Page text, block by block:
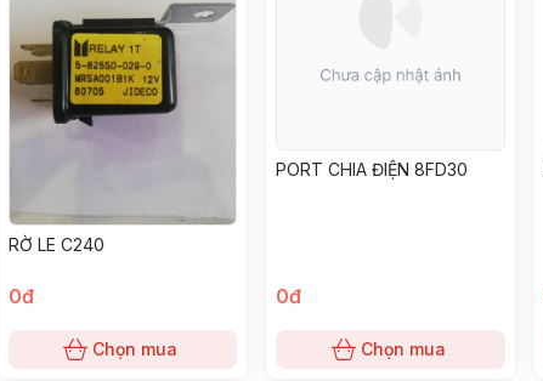
RỜ LE C240
0đ
Chọn mua
PORT CHIA ĐIỆN 8FD30
0đ
Chọn mua